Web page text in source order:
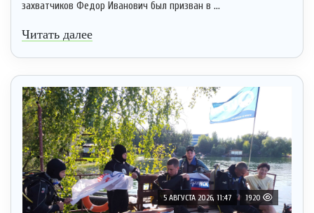
захватчиков Федор Иванович был призван в ...
Читать далее
5 АВГУСТА 2026, 11:47 1920